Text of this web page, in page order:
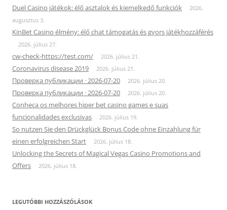
Duel Casino játékok: élő asztalok és kiemelkedő funkciók
2026.
augusztus 3.
KinBet Casino élmény: élő chat támogatás és gyors játékhozzáférés
2026. július 27.
cw-check-https://test.com/ 2026. július 21.
Coronavirus disease 2019 2026. július 21.
Проверка публикации · 2026-07-20 2026. július 20.
Проверка публикации · 2026-07-20 2026. július 20.
Conheça os melhores hiper bet casino games e suas
funcionalidades exclusivas
2026. július 19.
So nutzen Sie den Drückglück Bonus Code ohne Einzahlung für
einen erfolgreichen Start
2026. július 18.
Unlocking the Secrets of Magical Vegas Casino Promotions and
Offers
2026. július 18.
LEGUTÓBBI HOZZÁSZÓLÁSOK